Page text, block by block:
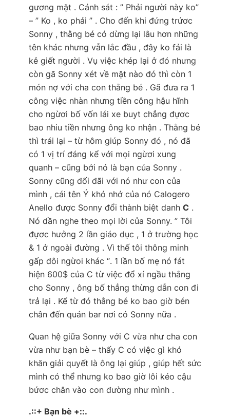
gương mặt . Cảnh sát : ” Phải người này ko”
– ” Ko , ko phải ” . Cho đến khi đứng trứơc
Sonny , thằng bé có dừng lại lâu hơn những
tên khác nhưng vẫn lắc đầu , đây ko fải là
kẻ giết người . Vụ việc khép lại ở đó nhưng
còn gã Sonny xét về mặt nào đó thì còn 1
món nợ với cha con thằng bé . Gã đưa ra 1
công việc nhàn nhưng tiền công hậu hĩnh
cho ngừơi bố vốn lái xe buyt chẳng đựơc
bao nhiu tiền nhưng ông ko nhận . Thằng bé
thì trái lại – từ hôm giúp Sonny đó , nó đã
có 1 vị trí đáng kể với mọi ngừơi xung
quanh – cũng bởi nó là bạn của Sonny .
Sonny cũng đối đãi với nó như con của
mình , cái tên Ý khó nhớ của nó Calogero
Anello được Sonny đổi thành biệt danh C .
Nó dần nghe theo mọi lời của Sonny. ” Tôi
đựơc hưởng 2 lần giáo dục , 1 ở trường học
& 1 ở ngoài đường . Vì thế tôi thông minh
gấp đôi ngừoi khác “. 1 lần bố mẹ nó fát
hiện 600$ của C từ việc đổ xí ngầu thắng
cho Sonny , ông bố thẳng thừng dẫn con đi
trả lại . Kể từ đó thằng bé ko bao giờ bén
chân đến quán bar nơi có Sonny nữa .
Quan hệ giữa Sonny với C vừa như cha con
vừa như bạn bè – thấy C có việc gì khó
khăn giải quyết là ông lại giúp , giúp hết sức
mình có thể nhưng ko bao giờ lôi kéo cậu
bứơc chân vào con đường như mình .
.::+ Bạn bè +::.